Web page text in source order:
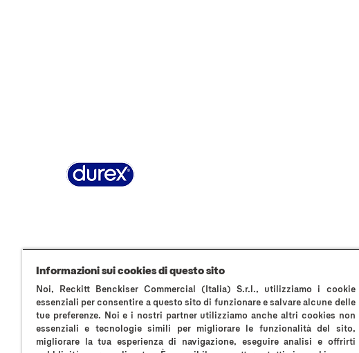
*comparati con i normali preservativi in lattice Durex
Reckitt Benckiser Healthcare (Italia) S.p.A
Via G. Spadolini, n. 7 – 20141 Milano
Informazioni sui cookies di questo sito
Noi, Reckitt Benckiser Commercial (Italia) S.r.l., utilizziamo i cookie
essenziali per consentire a questo sito di funzionare e salvare alcune delle
tue preferenze. Noi e i nostri partner utilizziamo anche altri cookies non
essenziali e tecnologie simili per migliorare le funzionalità del sito,
migliorare la tua esperienza di navigazione, eseguire analisi e offrirti